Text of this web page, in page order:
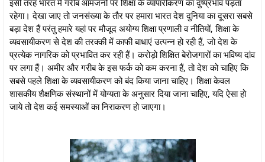
रहेगा। देखा जाए तो जनसंख्या के तौर पर हमारा भारत देश दुनिया का दूसरा सबसे
बड़ा देश हैं परंतु हमारे यहां पर मौजूद अयोग्य शिक्षा प्रणाली व नीतियों, शिक्षा के
व्यवसायीकरण से देश की तरक्की में काफी बाधाएं उत्पन्न हो रही हैं, जो देश के
प्रत्येक नागरिक को प्रभावित कर रही हैं। करोड़ो शिक्षित बेरोजगारों का भविष्य दांव
पर लगा हैं। अमीर और गरीब के इस फर्क को कम करना हैं, तो देश को चाहिए कि
सबसे पहले शिक्षा के व्यवसायीकरण को बंद किया जाना चाहिए। शिक्षा केवल
शासकीय शैक्षणिक संस्थानों में योग्यता के अनुसार दिया जाना चाहिए, यदि ऐसा हो
जाये तो देश कई समस्याओं का निराकरण हो जाएगा।